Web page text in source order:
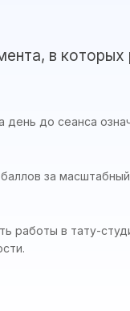
в которых
до сеанса
за
работы в тату-